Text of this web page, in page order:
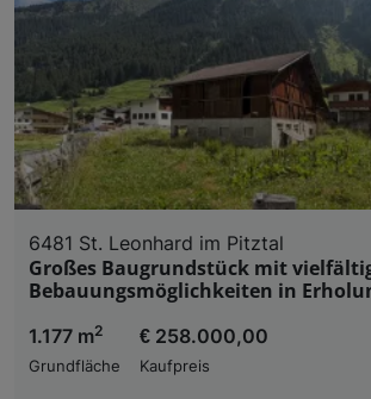
6481 St. Leonhard im Pitztal
Großes Baugrundstück mit
Bebauungsmöglichkeiten in
1.177 m2
Grundfläche
€ 258.000,00
Kaufpreis